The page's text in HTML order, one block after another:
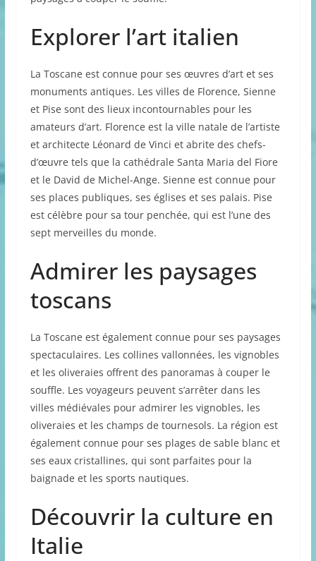
Explorer l’art italien
La Toscane est connue pour ses œuvres d’art et ses
monuments antiques. Les villes de Florence, Sienne
et Pise sont des lieux incontournables pour les
amateurs d’art. Florence est la ville natale de l’artiste
et architecte Léonard de Vinci et abrite des chefs-
d’œuvre tels que la cathédrale Santa Maria del Fiore
et le David de Michel-Ange. Sienne est connue pour
ses places publiques, ses églises et ses palais. Pise
est célèbre pour sa tour penchée, qui est l’une des
sept merveilles du monde.
Admirer les paysages
toscans
La Toscane est également connue pour ses paysages
spectaculaires. Les collines vallonnées, les vignobles
et les oliveraies offrent des panoramas à couper le
souffle. Les voyageurs peuvent s’arrêter dans les
villes médiévales pour admirer les vignobles, les
oliveraies et les champs de tournesols. La région est
également connue pour ses plages de sable blanc et
ses eaux cristallines, qui sont parfaites pour la
baignade et les sports nautiques.
Découvrir la culture en
Italie